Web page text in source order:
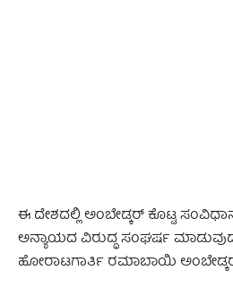
ಈ ದೇಶದಲ್ಲಿ ಅಂಬೇಡ್ಕರ್ ಕೊಟ್ಟ
ಅನ್ಯಾಯದ ವಿರುದ್ಧ ಸಂಘರ್ಷ
ಹೋರಾಟಗಾರ್ತಿ ರಮಾಬಾಯಿ